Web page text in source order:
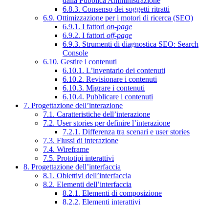
6.8.3. Consenso dei soggetti ritratti
6.9. Ottimizzazione per i motori di ricerca (SEO)
6.9.1. I fattori on-page
6.9.2. I fattori off-page
6.9.3. Strumenti di diagnostica SEO: Search
Console
6.10. Gestire i contenuti
6.10.1. L’inventario dei contenuti
6.10.2. Revisionare i contenuti
6.10.3. Migrare i contenuti
6.10.4. Pubblicare i contenuti
7. Progettazione dell’interazione
7.1. Caratteristiche dell’interazione
7.2. User stories per definire l’interazione
7.2.1. Differenza tra scenari e user stories
7.3. Flussi di interazione
7.4. Wireframe
7.5. Prototipi interattivi
8. Progettazione dell’interfaccia
8.1. Obiettivi dell’interfaccia
8.2. Elementi dell’interfaccia
8.2.1. Elementi di composizione
8.2.2. Elementi interattivi